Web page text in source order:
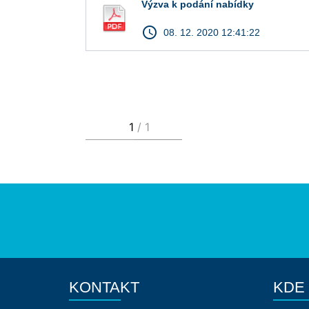
Výzva k podání nabídky
access_time 08. 12. 2020 12:41:22
KONTAKT KDE